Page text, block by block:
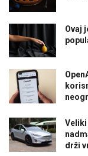
Ovaj
drži